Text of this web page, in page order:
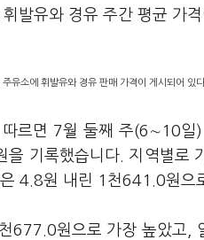
발유와 경유 주간 평균 가
유소에 휘발유와 경유 판매 가격이 게시되어 있
르면 7월 둘째 주(6∼10일
기록했습니다. 지역별로
4.8원 내린 1천641.0원으
677.0원으로 가장 높았고,